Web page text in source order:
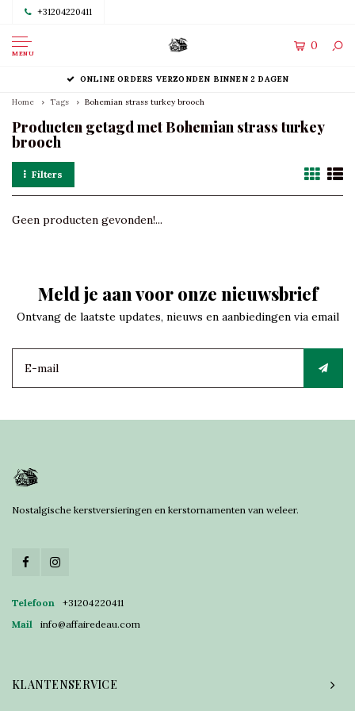
+31204220411
MENU
0
ONLINE ORDERS VERZONDEN BINNEN 2 DAGEN
Home Tags Bohemian strass turkey brooch
Producten getagd met Bohemian strass turkey
brooch
Filters
Geen producten gevonden!...
Meld je aan voor onze nieuwsbrief
Ontvang de laatste updates, nieuws en aanbiedingen via email
Nostalgische kerstversieringen en kerstornamenten van weleer.
Telefoon
+31204220411
Mail
info@affairedeau.com
KLANTENSERVICE